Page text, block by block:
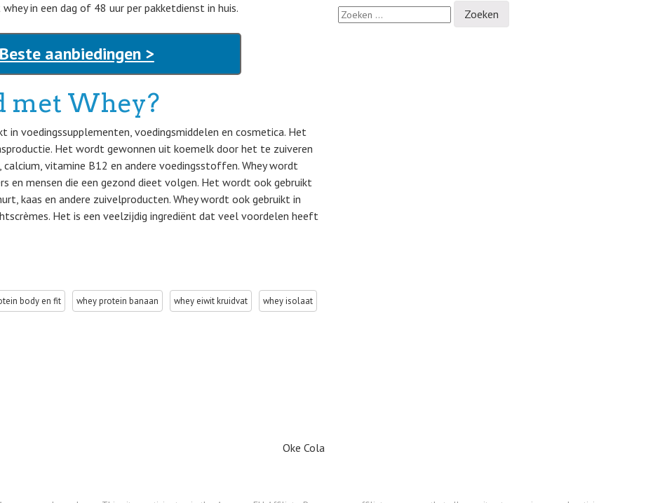
in een dag of 48 uur per pakketdienst in huis.
aanbiedingen >
met Whey?
voedingssupplementen, voedingsmiddelen en cosmetica. Het
Het wordt gewonnen uit koemelk door het te zuiveren
vitamine B12 en andere voedingsstoffen. Whey wordt
en mensen die een gezond dieet volgen. Het wordt ook gebruikt
kaas en andere zuivelproducten. Whey wordt ook gebruikt in
Het is een veelzijdig ingrediënt dat veel voordelen heeft
body en fit whey protein banaan whey eiwit kruidvat whey isolaat
Oke Cola
Z
o